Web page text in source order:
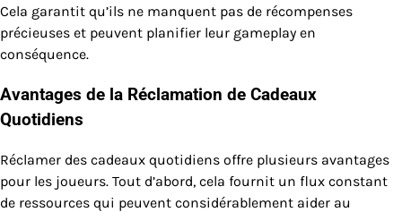
Cela garantit qu’ils ne manquent pas de récompenses
précieuses et peuvent planifier leur gameplay en
conséquence.
Avantages de la Réclamation de Cadeaux
Quotidiens
Réclamer des cadeaux quotidiens offre plusieurs avantages
pour les joueurs. Tout d’abord, cela fournit un flux constant
de ressources qui peuvent considérablement aider au